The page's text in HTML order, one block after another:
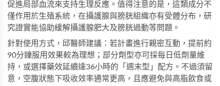
促進局部血流來支持生理反應。值得注意的是，這類成分不
僅作用於生殖系統，在攝護腺與膀胱組織亦有受體分布，研
究證實能協助緩解攝護腺肥大及膀胱過動等問題。
針對使用方式，邱醫師建議：若計畫進行親密互動，提前約
90分鐘服用效果較為理想；部分劑型亦可採每日低劑量維
持，或選擇藥效延續達36小時的「週末型」配方。不過須留
意，空腹狀態下吸收效率通常更高，且應避免與高脂飲食或